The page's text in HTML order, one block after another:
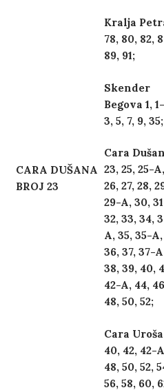
CARA DUŠANA
BROJ 23
Kralja
78, 80, 82,
89, 91;
Skender
Begova 1,
3, 5, 7, 9, 35;
Cara
23, 25, 25-A,
26, 27, 28,
29-A, 30,
32, 33, 34,
A, 35, 35-A,
36, 37, 37-
38, 39, 40,
42-A, 44,
48, 50, 52;
Cara Uroša
40, 42, 42-
48, 50, 52,
56, 58, 60,